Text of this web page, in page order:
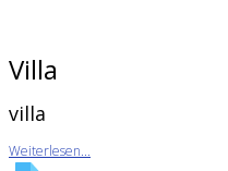
Villa
villa
Weiterlesen...